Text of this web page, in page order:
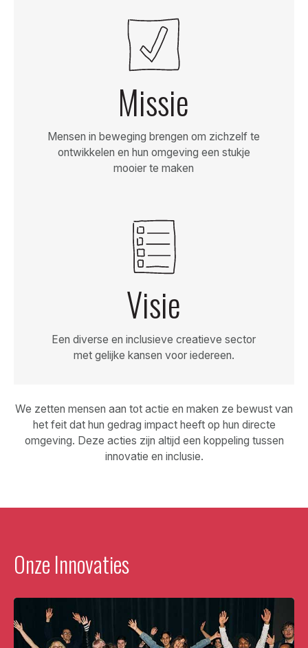
Missie
Mensen in beweging brengen om zichzelf te
ontwikkelen en hun omgeving een stukje
mooier te maken
Visie
Een diverse en inclusieve creatieve sector
met gelijke kansen voor iedereen.
We zetten mensen aan tot actie en maken ze bewust van
het feit dat hun gedrag impact heeft op hun directe
omgeving. Deze acties zijn altijd een koppeling tussen
innovatie en inclusie.
Onze Innovaties